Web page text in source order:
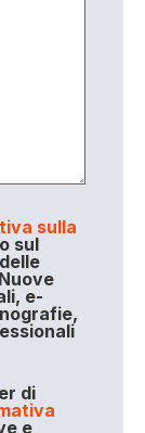
sulla
sul
e-
di
e